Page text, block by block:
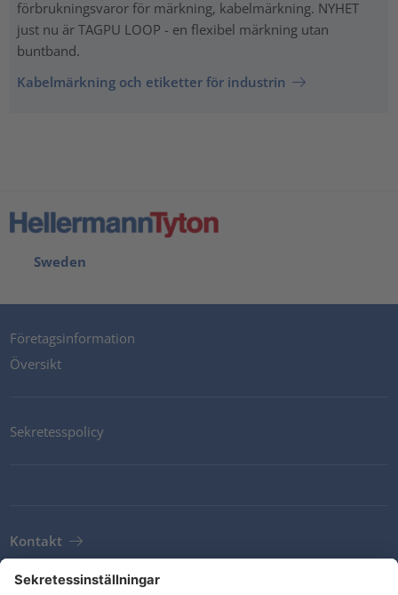
förbrukningsvaror för märkning, kabelmärkning. NYHET
just nu är TAGPU LOOP - en flexibel märkning utan
buntband.
Kabelmärkning och etiketter för industrin
Sweden
Företagsinformation
Översikt
Sekretesspolicy
Kontakt